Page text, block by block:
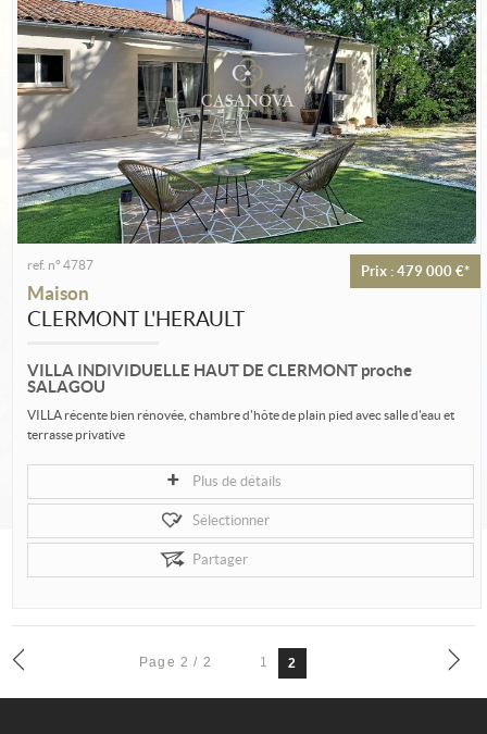
Créer une alerte
Ma sélection
Contact
Prix : 479 000 €*
ref. n° 4787
Maison
CLERMONT L'HERAULT
VILLA INDIVIDUELLE HAUT DE CLERMONT proche
SALAGOU
VILLA récente bien rénovée, chambre d'hôte de plain pied avec salle d'eau et
terrasse privative
Plus de détails
Sélectionner
Partager
Page 2 / 2 1 2